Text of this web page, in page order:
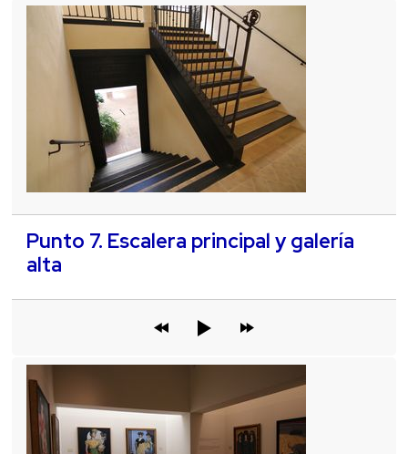
Punto 7. Escalera principal y galería
alta